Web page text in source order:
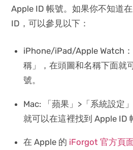
Apple ID 帳號。如果你不知道
ID，可以參見以下：
iPhone/iPad/Apple Watch
稱」，在頭圖和名稱下面就
號。
Mac: 「蘋果」>「系統設定
就可以在這裡找到 Apple ID
在 Apple 的 iForgot 官方頁